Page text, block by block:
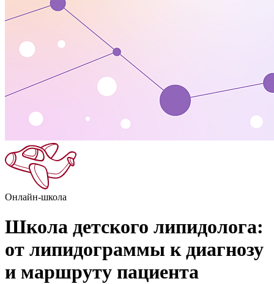
Онлайн-школа
Школа детского липидолога:
от липидограммы к диагнозу
и маршруту пациента